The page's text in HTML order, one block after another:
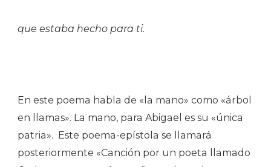
que estaba hecho para ti.
En este poema habla de «la mano» como «árbol
en llamas». La mano, para Abigael es su «única
patria». Este poema-epístola se llamará
posteriormente «Canción por un poeta llamado